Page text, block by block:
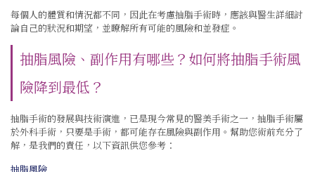
每個人的體質和情況都不同，因此在考慮抽脂手術時，應該與醫生詳細討
論自己的狀況和期望，並瞭解所有可能的風險和並發症。
抽脂風險、副作用有哪些？如何將抽脂手術風
險降到最低？
抽脂手術的發展與技術演進，已是現今常見的醫美手術之一，抽脂手術屬
於外科手術，只要是手術，都可能存在風險與副作用。幫助您術前充分了
解，是我們的責任，以下資訊供您參考：
抽脂風險